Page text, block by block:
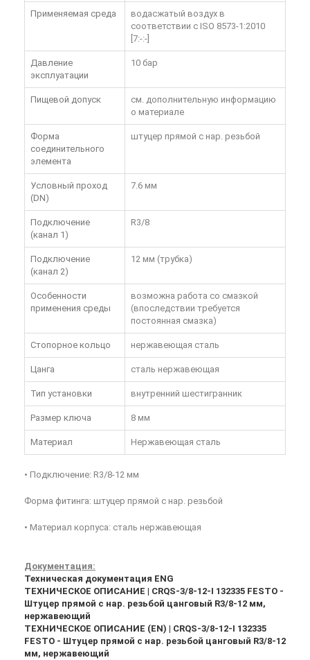
Применяемая среда
водасжатый воздух в
соответствии с ISO 8573-1:2010
[7:-:-]
Давление
эксплуатации
10 бар
Пищевой допуск
см. дополнительную информацию
о материале
Форма
соединительного
элемента
штуцер прямой с нар. резьбой
Условный проход
(DN)
7.6 мм
Подключение
(канал 1)
R3/8
Подключение
(канал 2)
12 мм (трубка)
Особенности
применения среды
возможна работа со смазкой
(впоследствии требуется
постоянная смазка)
Стопорное кольцо нержавеющая сталь
Цанга сталь нержавеющая
Тип установки внутренний шестигранник
Размер ключа 8 мм
Материал Нержавеющая сталь
• Подключение: R3/8-12 мм
Форма фитинга: штуцер прямой с нар. резьбой
• Материал корпуса: сталь нержавеющая
Документация:
Техническая документация ENG
ТЕХНИЧЕСКОЕ ОПИСАНИЕ | CRQS-3/8-12-I 132335 FESTO -
Штуцер прямой с нар. резьбой цанговый R3/8-12 мм,
нержавеющий
ТЕХНИЧЕСКОЕ ОПИСАНИЕ (EN) | CRQS-3/8-12-I 132335
FESTO - Штуцер прямой с нар. резьбой цанговый R3/8-12
мм, нержавеющий